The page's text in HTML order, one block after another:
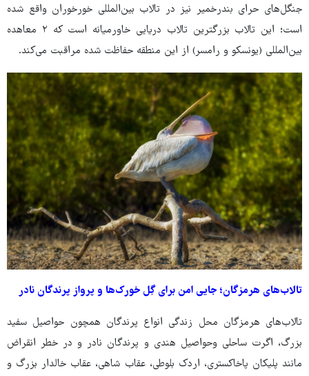
جنگل‌های حرای بندرخمیر نیز در تالاب بین‌المللی خورخوران واقع شده
است؛ این تالاب بزرگترین تالاب دریایی خاورمیانه است که ۲ معاهده
بین‌المللی (یونسکو و رامسر) از این منطقه حفاظت شده مراقبت می‌کند.
تالاب‌های هرمزگان؛ جایی امن برای گِل خورک‌ها و پرواز پرندگان نادر
تالاب‌های هرمزگان محل زندگی انواع پرندگان همچون حواصیل سفید
بزرگ، اگرت ساحلی وحواصیل هندی و پرندگان نادر و در خطر انقراض
مانند پلیکان پاخاکستری، اردک بلوطی، عقاب شاهی، عقاب خالدار بزرگ و